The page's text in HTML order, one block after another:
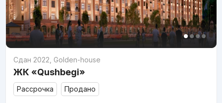
Сдан 2022 Golden-house
ЖК «Qushbegi»
Рассрочка Продано